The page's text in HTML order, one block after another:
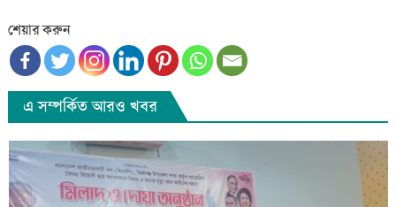
শেয়ার করুন
এ সম্পর্কিত আরও খবর